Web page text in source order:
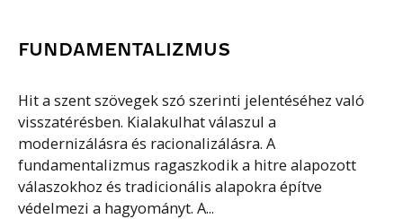
FUNDAMENTALIZMUS
Hit a szent szövegek szó szerinti jelentéséhez való
visszatérésben. Kialakulhat válaszul a
modernizálásra és racionalizálásra. A
fundamentalizmus ragaszkodik a hitre alapozott
válaszokhoz és tradicionális alapokra építve
védelmezi a hagyományt. A...